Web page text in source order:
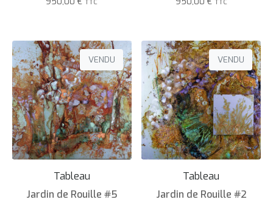
TTC TTC
VENDU
Tableau
Jardin de Rouille #5
VENDU
Tableau
Jardin de Rouille #2